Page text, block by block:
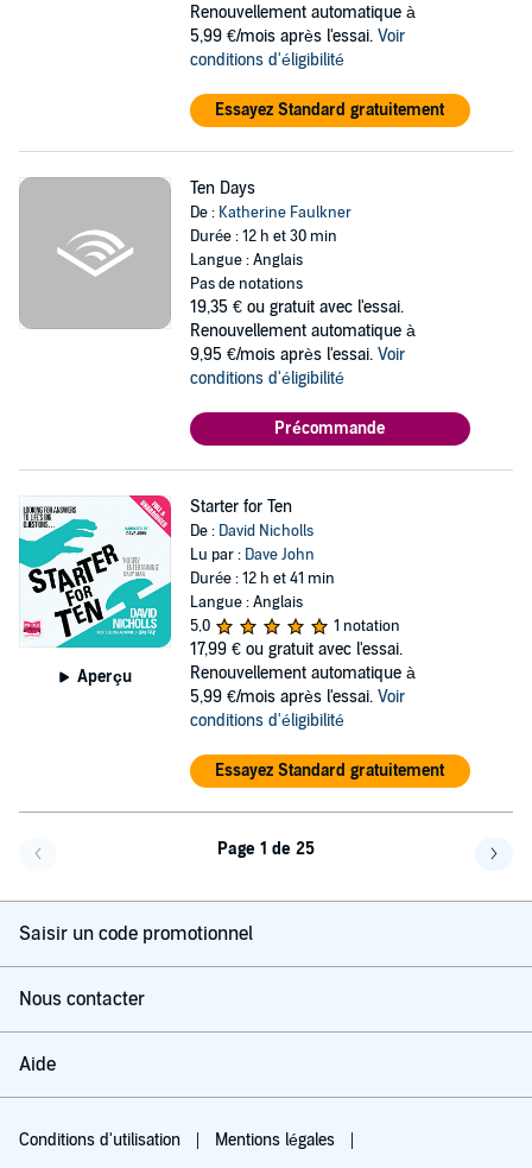
Renouvellement automatique à
5,99 €/mois après l'essai. Voir
conditions d'éligibilité
Essayez Standard gratuitement
Ten Days
De : Katherine Faulkner
Durée : 12 h et 30 min
Langue : Anglais
Pas de notations
19,35 € ou gratuit avec l'essai.
Renouvellement automatique à
9,95 €/mois après l'essai. Voir
conditions d'éligibilité
Précommande
Aperçu
Starter for Ten
De : David Nicholls
Lu par : Dave John
Durée : 12 h et 41 min
Langue : Anglais
5,0
1 notation
17,99 € ou gratuit avec l'essai.
Renouvellement automatique à
5,99 €/mois après l'essai. Voir
conditions d'éligibilité
Essayez Standard gratuitement
Page 1 de 25
Saisir un code promotionnel
Nous contacter
Aide
Conditions d'utilisation Mentions légales